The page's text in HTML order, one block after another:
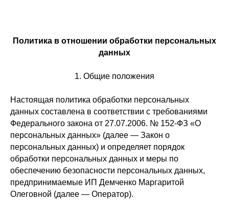
Политика в отношении обработки персональных
данных
1. Общие положения
Настоящая политика обработки персональных
данных составлена в соответствии с требованиями
Федерального закона от 27.07.2006. № 152-ФЗ «О
персональных данных» (далее — Закон о
персональных данных) и определяет порядок
обработки персональных данных и меры по
обеспечению безопасности персональных данных,
предпринимаемые ИП Демченко Маргаритой
Олеговной (далее — Оператор).